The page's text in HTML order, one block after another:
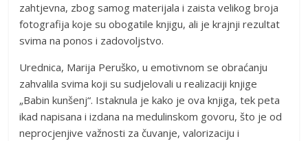
zahtjevna, zbog samog materijala i zaista velikog broja
fotografija koje su obogatile knjigu, ali je krajnji rezultat
svima na ponos i zadovoljstvo.
Urednica, Marija Peruško, u emotivnom se obraćanju
zahvalila svima koji su sudjelovali u realizaciji knjige
„Babin kunšenj“. Istaknula je kako je ova knjiga, tek peta
ikad napisana i izdana na medulinskom govoru, što je od
neprocjenjive važnosti za čuvanje, valorizaciju i